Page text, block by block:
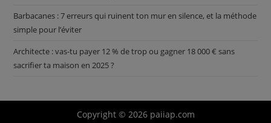
Barbacanes : 7 erreurs qui ruinent ton mur en silence, et la méthode
simple pour l’éviter
Architecte : vas-tu payer 12 % de trop ou gagner 18 000 € sans
sacrifier ta maison en 2025 ?
Copyright © 2026 paiiap.com